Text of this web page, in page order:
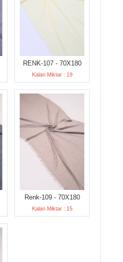
RENK-107 - 70X180
Kalan Miktar : 19
Renk-109 - 70X180
Kalan Miktar : 15